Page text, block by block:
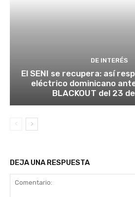
DE INTERÉS
El SENI se recupera: así
eléctrico dominicano
BLACKOUT del 23
DEJA UNA RESPUESTA